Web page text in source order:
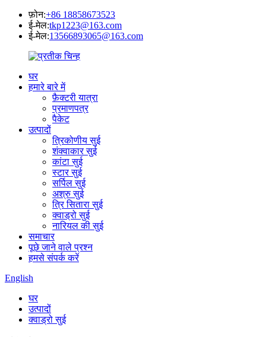
फ़ोन:+86 18858673523
ई-मेल:tkp1223@163.com
ई-मेल:13566893065@163.com
घर
हमारे बारे में
फ़ैक्टरी यात्रा
प्रमाणपत्र
पैकेट
उत्पादों
त्रिकोणीय सुई
शंक्वाकार सुई
कांटा सुई
स्टार सुई
सर्पिल सुई
अश्रु सुई
त्रि सितारा सुई
क्वाड्रो सुई
नारियल की सुई
समाचार
पूछे जाने वाले प्रश्न
हमसे संपर्क करें
English
घर
उत्पादों
क्वाड्रो सुई